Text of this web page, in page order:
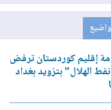
كوردستان ترفض
بتزويد بغداد